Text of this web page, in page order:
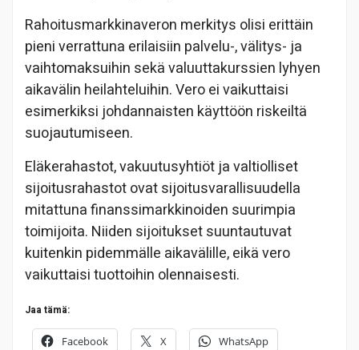
Rahoitusmarkkinaveron merkitys olisi erittäin
pieni verrattuna erilaisiin palvelu-, välitys- ja
vaihtomaksuihin sekä valuuttakurssien lyhyen
aikavälin heilahteluihin. Vero ei vaikuttaisi
esimerkiksi johdannaisten käyttöön riskeiltä
suojautumiseen.
Eläkerahastot, vakuutusyhtiöt ja valtiolliset
sijoitusrahastot ovat sijoitusvarallisuudella
mitattuna finanssimarkkinoiden suurimpia
toimijoita. Niiden sijoitukset suuntautuvat
kuitenkin pidemmälle aikavälille, eikä vero
vaikuttaisi tuottoihin olennaisesti.
Jaa tämä:
Facebook X WhatsApp